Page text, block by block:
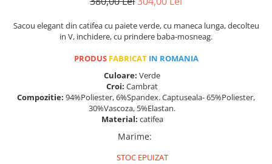
Sacou elegant din catifea cu paiete verde, cu maneca lunga, decolteu
in V, inchidere, cu prindere baba-mosneag.
PRODUS FABRICAT IN ROMANIA
Culoare: Verde
Croi: Cambrat
Compozitie: 94%Poliester, 6%Spandex. Captuseala- 65%Poliester,
30%Vascoza, 5%Elastan.
Material: catifea
Marime:
STOC EPUIZAT